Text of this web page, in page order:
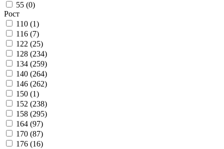
55 (0)
Рост
110 (1)
116 (7)
122 (25)
128 (234)
134 (259)
140 (264)
146 (262)
150 (1)
152 (238)
158 (295)
164 (97)
170 (87)
176 (16)